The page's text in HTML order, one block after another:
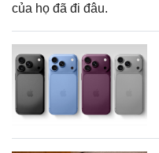
của họ đã đi đâu.